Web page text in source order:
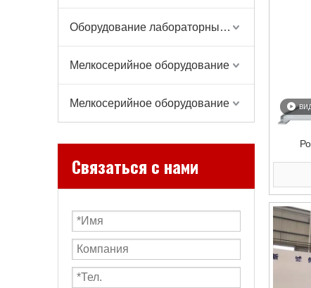
Оборудование лабораторных весов
Мелкосерийное оборудование
Мелкосерийное оборудование
Связаться с нами